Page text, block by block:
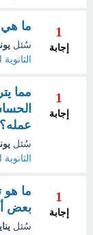
1
إجابة
ما هي
سُئل يونيو
1
إجابة
مما
عمله؟
سُئل يونيو
1
إجابة
ما هو
بعض
سُئل يناير